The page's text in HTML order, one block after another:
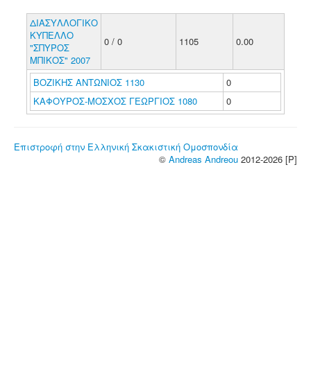
ΔΙΑΣΥΛΛΟΓΙΚΟ
ΚΥΠΕΛΛΟ
"ΣΠΥΡΟΣ
ΜΠΙΚΟΣ" 2007
0 / 0 1105 0.00
ΒΟΖΙΚΗΣ ΑΝΤΩΝΙΟΣ 1130
0
ΚΑΦΟΥΡΟΣ-ΜΟΣΧΟΣ ΓΕΩΡΓΙΟΣ 1080
0
Επιστροφή στην Ελληνική Σκακιστική Ομοσπονδία
© Andreas Andreou 2012-2026 [P]